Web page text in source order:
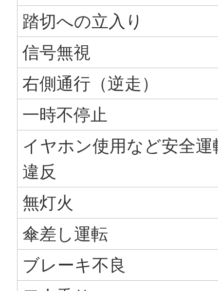
踏切への立入り
信号無視
右側通行（逆走）
一時不停止
イヤホン使用など安全運
違反
無灯火
傘差し運転
ブレーキ不良